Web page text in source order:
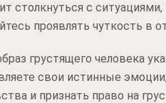
столкнуться с
проявлять чуткость
грустящего человека
свои истинные
и признать право на